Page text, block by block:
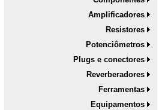
Amplificadores
Resistores
Potenciômetros
Plugs e conectores
Reverberadores
Ferramentas
Equipamentos